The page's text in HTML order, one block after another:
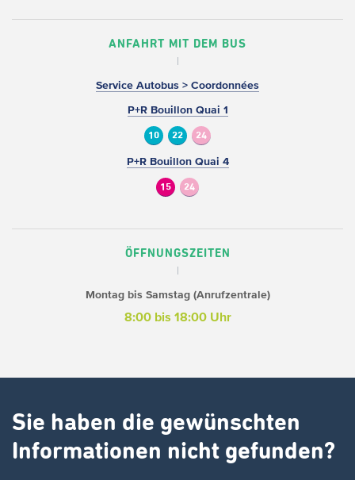
ANFAHRT MIT DEM BUS
Service Autobus > Coordonnées
P+R Bouillon Quai 1
10 22 24
P+R Bouillon Quai 4
15 24
ÖFFNUNGSZEITEN
Montag bis Samstag (Anrufzentrale)
8:00 bis 18:00 Uhr
Sie haben die gewünschten
Informationen nicht gefunden?